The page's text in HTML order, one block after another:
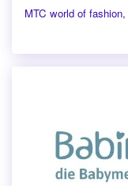
MTC world of fashion,